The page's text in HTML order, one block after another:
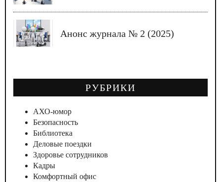
Анонс журнала № 2 (2025)
РУБРИКИ
АХО-юмор
Безопасность
Библиотека
Деловые поездки
Здоровье сотрудников
Кадры
Комфортный офис